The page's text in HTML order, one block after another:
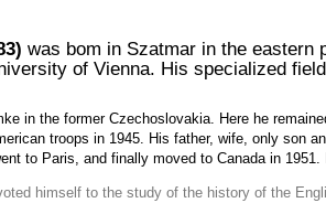
was bom in Szatmar in the eastern
of Vienna. His specialized
in the former Czechoslovakia. Here he
troops in 1945. His father, wife, only son
to Paris, and finally moved to Canada in
himself to the study of the history of the